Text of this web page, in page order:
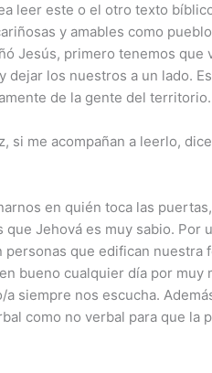
leer este o el otro texto
y amables como
Jesús, primero tenemos
los nuestros a un lado.
de la gente del territorio.
me acompañan a leerlo,
en quién toca las
Jehová es muy sabio. Por
que edifican nuestra
bueno cualquier día por muy
siempre nos escucha.
como no verbal para que la